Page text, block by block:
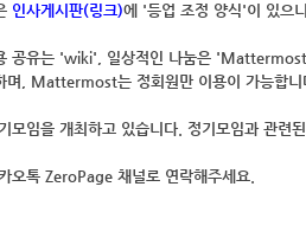
인사게시판(링크)에 '등업 조정 양식'이 있으
공유는 'wiki', 일상적인 나눔은 'Mattermost
며, Mattermost는 정회원 만 이용이 가능합니
모임을 개최 하고 있습니다. 정기모임과 관련
오톡 ZeroPage 채널로 연락해주세요.